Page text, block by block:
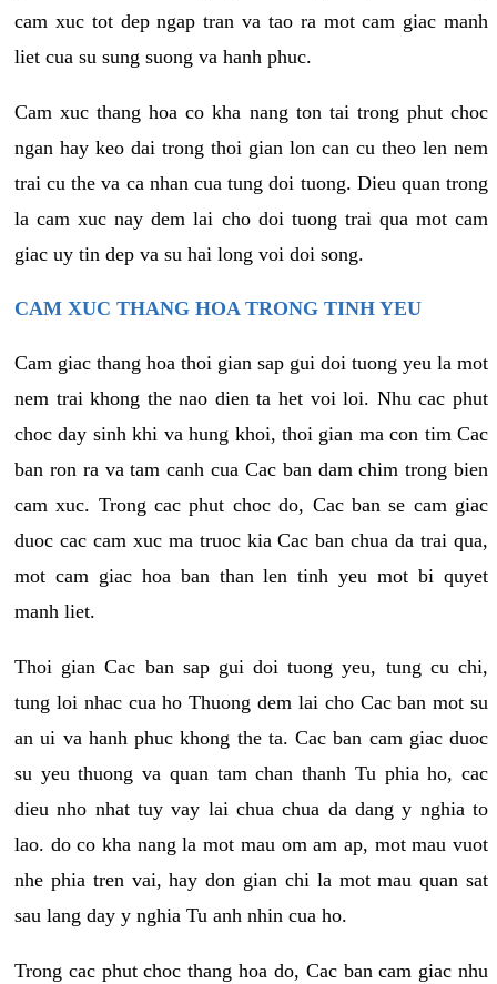
cam xuc tot dep ngap tran va tao ra mot cam giac manh
liet cua su sung suong va hanh phuc.
Cam xuc thang hoa co kha nang ton tai trong phut choc
ngan hay keo dai trong thoi gian lon can cu theo len nem
trai cu the va ca nhan cua tung doi tuong. Dieu quan trong
la cam xuc nay dem lai cho doi tuong trai qua mot cam
giac uy tin dep va su hai long voi doi song.
CAM XUC THANG HOA TRONG TINH YEU
Cam giac thang hoa thoi gian sap gui doi tuong yeu la mot
nem trai khong the nao dien ta het voi loi. Nhu cac phut
choc day sinh khi va hung khoi, thoi gian ma con tim Cac
ban ron ra va tam canh cua Cac ban dam chim trong bien
cam xuc. Trong cac phut choc do, Cac ban se cam giac
duoc cac cam xuc ma truoc kia Cac ban chua da trai qua,
mot cam giac hoa ban than len tinh yeu mot bi quyet
manh liet.
Thoi gian Cac ban sap gui doi tuong yeu, tung cu chi,
tung loi nhac cua ho Thuong dem lai cho Cac ban mot su
an ui va hanh phuc khong the ta. Cac ban cam giac duoc
su yeu thuong va quan tam chan thanh Tu phia ho, cac
dieu nho nhat tuy vay lai chua chua da dang y nghia to
lao. do co kha nang la mot mau om am ap, mot mau vuot
nhe phia tren vai, hay don gian chi la mot mau quan sat
sau lang day y nghia Tu anh nhin cua ho.
Trong cac phut choc thang hoa do, Cac ban cam giac nhu